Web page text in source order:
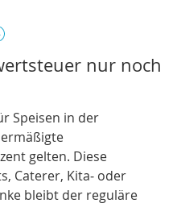
nur noch
Speisen in der
gelten. Diese
Caterer, Kita‑ oder
bleibt der reguläre